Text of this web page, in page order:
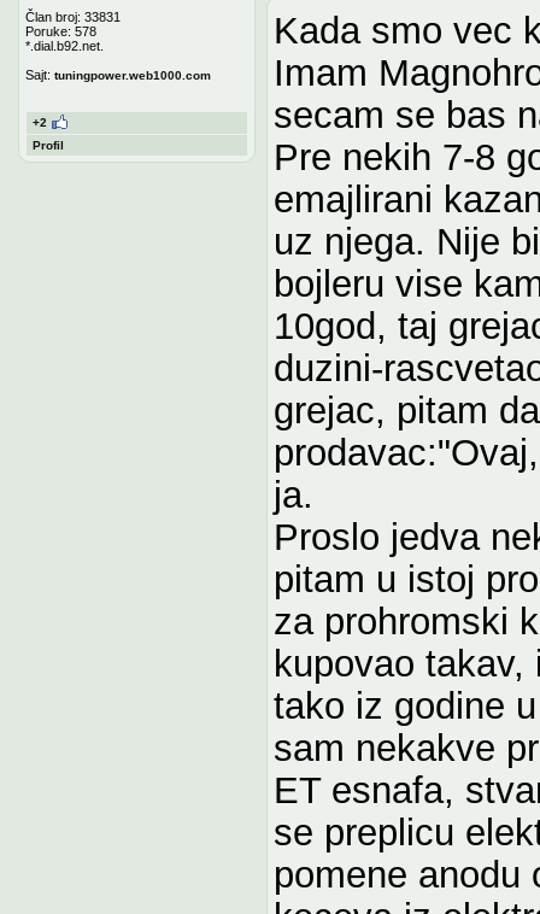
Član broj: 33831
Poruke: 578
*.dial.b92.net.
Sajt: tuningpower.web1000.com
+2
Profil
Kada smo vec
Imam
secam se bas
Pre nekih 7-8
emajlirani
uz njega. Nije
bojleru vise
10god, taj
duzini-
grejac, pitam
ja.
Proslo jedva
pitam u istoj
za prohromski
kupovao
tako iz godine
sam nekakve
ET esnafa,
se preplicu
pomene anodu